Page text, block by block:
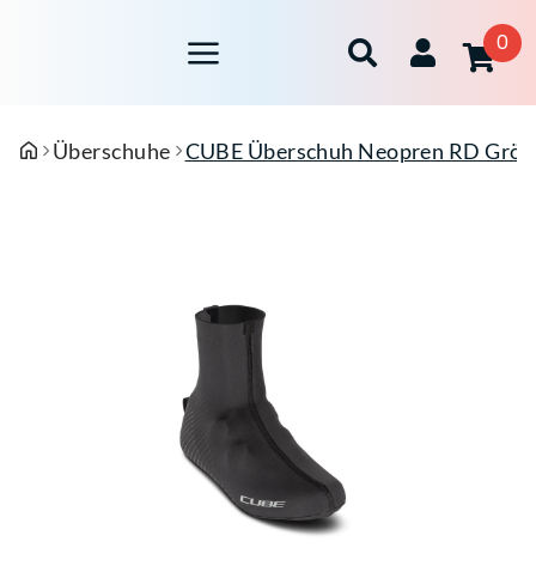
0
Überschuhe CUBE Überschuh Neopren RD